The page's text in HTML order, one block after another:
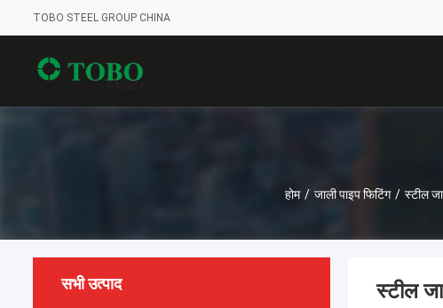
TOBO STEEL GROUP CHINA
होम / जाली पाइप फिटिंग / स्टील
सभी उत्पाद
स्टील